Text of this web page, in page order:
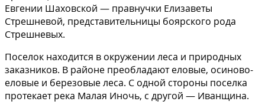
Евгении Шаховской — правнучки Елизаветы
Стрешневой, представительницы боярского рода
Стрешневых.
Поселок находится в окружении леса и природных
заказников. В районе преобладают еловые, осиново-
еловые и березовые леса. С одной стороны поселка
протекает река Малая Иночь, с другой — Иванщина.